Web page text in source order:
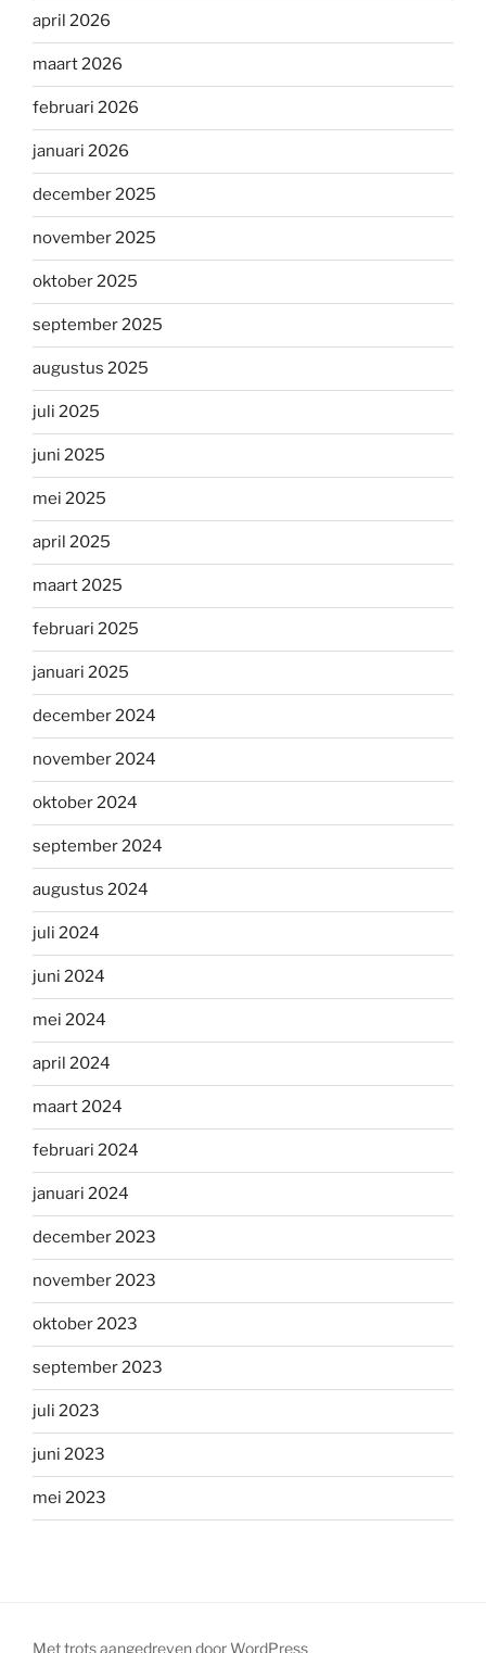
april 2026
maart 2026
februari 2026
januari 2026
december 2025
november 2025
oktober 2025
september 2025
augustus 2025
juli 2025
juni 2025
mei 2025
april 2025
maart 2025
februari 2025
januari 2025
december 2024
november 2024
oktober 2024
september 2024
augustus 2024
juli 2024
juni 2024
mei 2024
april 2024
maart 2024
februari 2024
januari 2024
december 2023
november 2023
oktober 2023
september 2023
juli 2023
juni 2023
mei 2023
Met trots aangedreven door WordPress